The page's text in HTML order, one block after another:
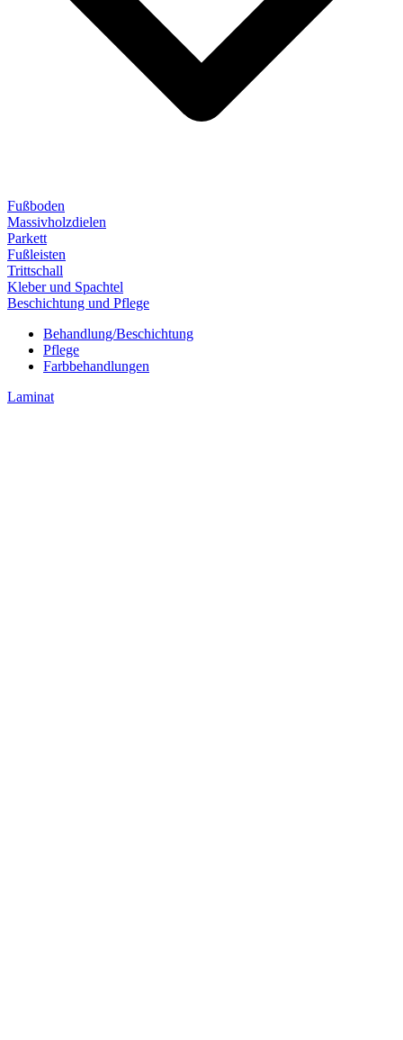
Fußboden
Massivholzdielen
Parkett
Fußleisten
Trittschall
Kleber und Spachtel
Beschichtung und Pflege
Behandlung/Beschichtung
Pflege
Farbbehandlungen
Laminat